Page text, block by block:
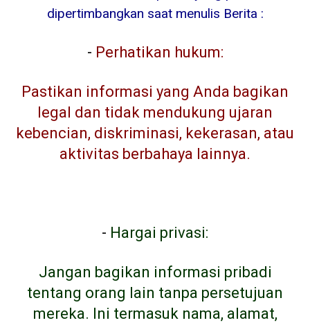
dipertimbangkan saat menulis Berita :
- Perhatikan hukum:
Pastikan informasi yang Anda bagikan
legal dan tidak mendukung ujaran
kebencian, diskriminasi, kekerasan, atau
aktivitas berbahaya lainnya.
- Hargai privasi:
Jangan bagikan informasi pribadi
tentang orang lain tanpa persetujuan
mereka. Ini termasuk nama, alamat,